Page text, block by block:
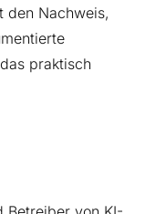
den Nachweis,
praktisch